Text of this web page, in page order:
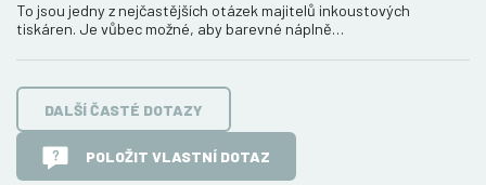
To jsou jedny z nejčastějších otázek majitelů inkoustových
tiskáren. Je vůbec možné, aby barevné náplně…
DALŠÍ ČASTÉ DOTAZY
POLOŽIT VLASTNÍ DOTAZ